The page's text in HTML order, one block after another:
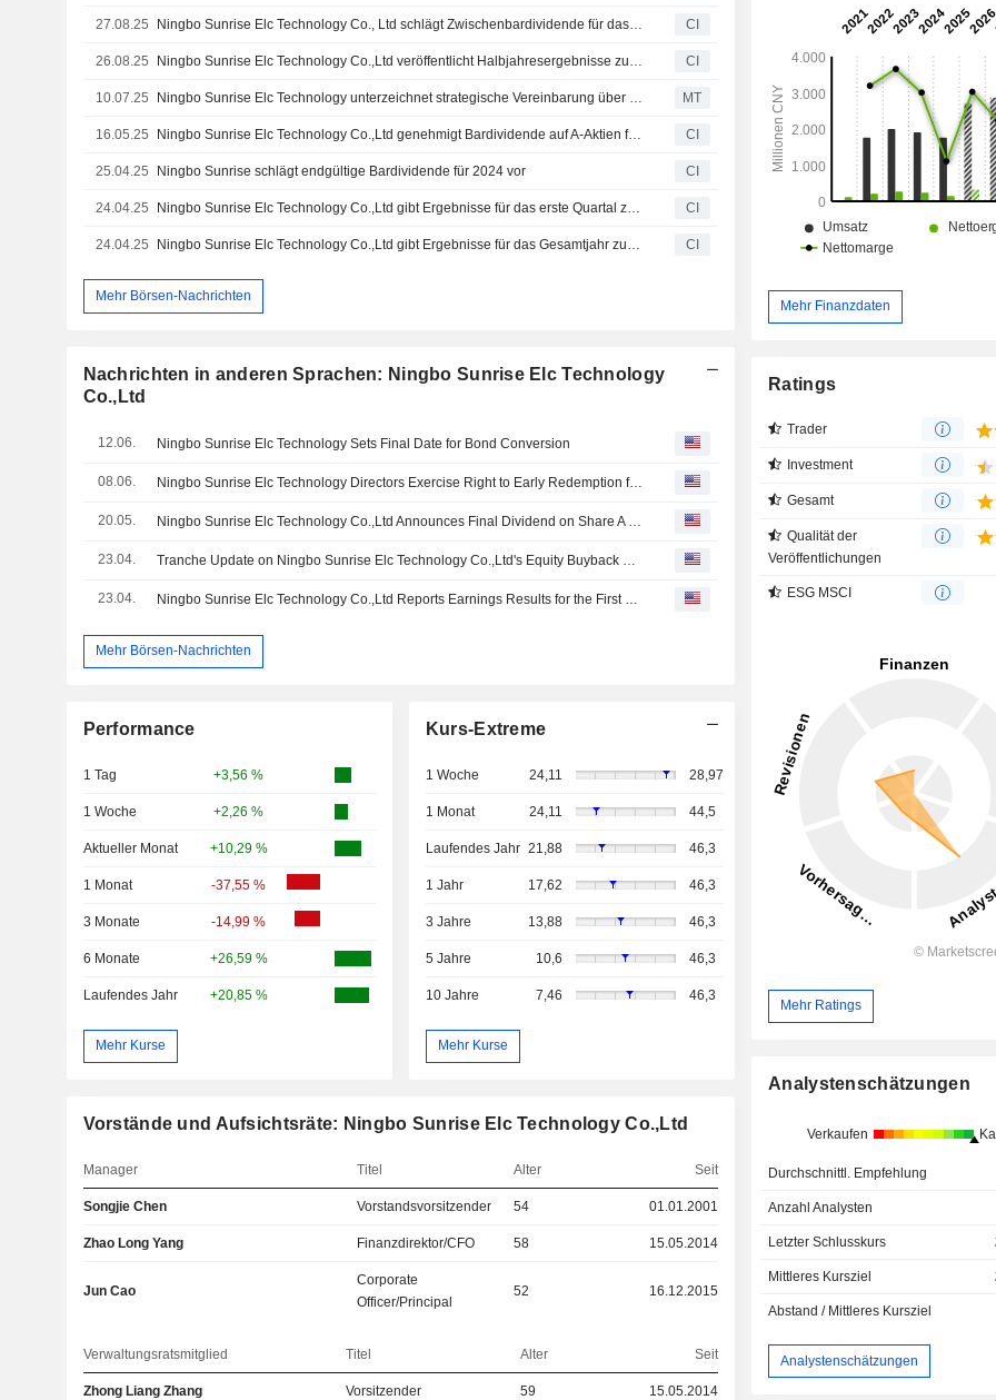
27.08.25 Ningbo Sunrise Elc Technology Co., Ltd schlägt Zwischenbardividende für das Jahr 2025 vor CI
26.08.25 Ningbo Sunrise Elc Technology Co.,Ltd veröffentlicht Halbjahresergebnisse zum 30. Juni 2025 CI
10.07.25 Ningbo Sunrise Elc Technology unterzeichnet strategische Vereinbarung über flüssiggekühlte Server MT
16.05.25 Ningbo Sunrise Elc Technology Co.,Ltd genehmigt Bardividende auf A-Aktien für das Jahr 2024 CI
25.04.25 Ningbo Sunrise schlägt endgültige Bardividende für 2024 vor CI
24.04.25 Ningbo Sunrise Elc Technology Co.,Ltd gibt Ergebnisse für das erste Quartal zum 31. März 2025 bekannt CI
24.04.25 Ningbo Sunrise Elc Technology Co.,Ltd gibt Ergebnisse für das Gesamtjahr zum 31. Dezember 2024 bekannt CI
Mehr Börsen-Nachrichten
Nachrichten in anderen Sprachen: Ningbo Sunrise Elc Technology
Co.,Ltd
12.06. Ningbo Sunrise Elc Technology Sets Final Date for Bond Conversion
08.06. Ningbo Sunrise Elc Technology Directors Exercise Right to Early Redemption for Convertible Bonds
20.05.
23.04.
23.04.
Mehr Börsen-Nachrichten
Performance
1 Tag +3,56 %
1 Woche +2,26 %
Aktueller Monat +10,29 %
1 Monat -37,55 %
3 Monate -14,99 %
6 Monate +26,59 %
Laufendes Jahr +20,85 %
Mehr Kurse
Kurs-Extreme
1 Woche 24,11 28,97
1 Monat 24,11 44,5
Laufendes Jahr 21,88 46,3
1 Jahr 17,62 46,3
3 Jahre 13,88 46,3
5 Jahre 10,6 46,3
10 Jahre 7,46 46,3
Mehr Kurse
Vorstände und Aufsichtsräte: Ningbo Sunrise Elc Technology Co.,Ltd
Manager Titel Alter Seit
Songjie Chen Vorstandsvorsitzender 54 01.01.2001
Zhao Long Yang Finanzdirektor/CFO 58 15.05.2014
Jun Cao
Corporate
Officer/Principal
52 16.12.2015
Verwaltungsratsmitglied Titel Alter Seit
Zhong Liang Zhang Vorsitzender 59 15.05.2014
Mehr Finanzdaten
Ratings
Trader
Investment
Gesamt
Qualität der
Veröffentlichungen
ESG MSCI
Mehr Ratings
Analystenschätzungen
Verkaufen
Durchschnittl. Empfehlung
Anzahl Analysten
Letzter Schlusskurs
Mittleres Kursziel
Abstand / Mittleres Kursziel
Analystenschätzungen